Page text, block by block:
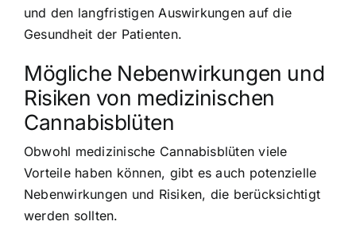
und den langfristigen Auswirkungen auf die
Gesundheit der Patienten.
Mögliche Nebenwirkungen und
Risiken von medizinischen
Cannabisblüten
Obwohl medizinische Cannabisblüten viele
Vorteile haben können, gibt es auch potenzielle
Nebenwirkungen und Risiken, die berücksichtigt
werden sollten.